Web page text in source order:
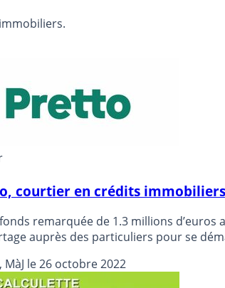
courtier en crédits
remarquée de 1.3 millions
auprès des particuliers pour se
, MàJ le26 octobre 2022